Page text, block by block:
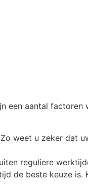
een aantal factoren
weet u zeker dat
reguliere
de beste keuze is.